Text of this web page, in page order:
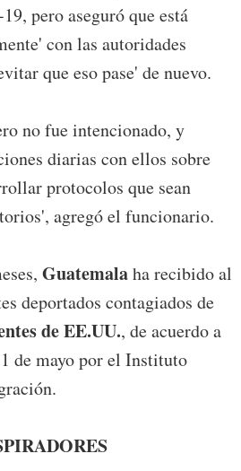
pero aseguró que está
con las autoridades
que eso pase' de nuevo.
no fue intencionado, y
diarias con ellos sobre
protocolos que sean
agregó el funcionario.
Guatemalaha recibido al
deportados contagiados de
de EE.UU., de acuerdo a
de mayo por el Instituto